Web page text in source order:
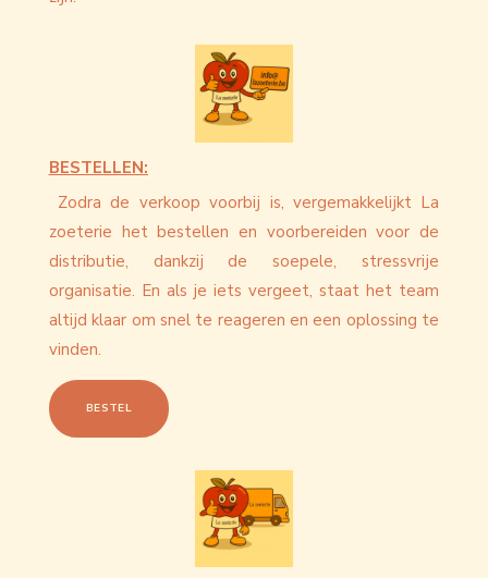
BESTELLEN:
Zodra de verkoop voorbij is, vergemakkelijkt La
zoeterie het bestellen en voorbereiden voor de
distributie, dankzij de soepele, stressvrije
organisatie. En als je iets vergeet, staat het team
altijd klaar om snel te reageren en een oplossing te
vinden.
BESTEL